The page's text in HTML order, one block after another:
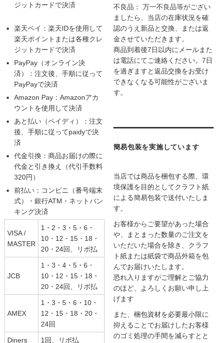
ジットカードで決済
楽天ペイ：楽天IDを使用して
楽天ポイントまたは各種クレ
ジットカードで決済
PayPay（オンライン決
済）：注文後、手順に従って
PayPayで決済
Amazon Pay：Amazonアカ
ウントを使用して決済
あと払い（ペイディ）：注文
後、手順に従ってpaidyで決
済
代金引換：商品お届けの際に
代金と引き換え（代引手数料
320円）
前払い：コンビニ（番号端末
式）・銀行ATM・ネットバン
キング決済
VISA /
MASTER
1・2・3・5・6・
10・12・15・18・
20・24回、リボ払
JCB
1・3・4・5・6・
10・12・15・18・
20・24回、リボ払
AMEX
1・3・5・6・10・
12・15・18・20・
24回
Diners 1回、リボ払
不良品： 万一不良品等がござい
ましたら、当店の在庫状況を確
認のうえ新品と交換、または返
金させていただきます。
商品到着後7日以内にメールまた
は電話にてご連絡ください。7日
を過ぎますと返品交換をお受け
できなくなる可能性がございま
す。
簡易包装を実施しています
当店では商品を梱包する際、環
境保護を目的としてクラフト紙
による簡易包装で送付いたしま
す。
お客様からご要望があった場合
や、まとまった数量のご注文を
いただいた場合を除き、クラフ
ト紙または紙袋で商品外箱を包
んでお届けいたします。
恐れ入りますがご理解とご協力
のほど、よろしくお願い申し上
げます
また、梱包資材を必要最小限に
抑えることでお届けしたお客様
のゴミ処理の手間を減らすとと